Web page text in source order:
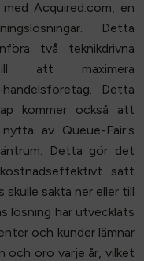
Acquired.com, en
Detta
två teknikdrivna
att maximera
Detta
kommer också att
av Queue-Fair:s
Detta gör det
sätt
sakta ner eller till
lösning har utvecklats
och kunder lämnar
och oro varje år, vilket